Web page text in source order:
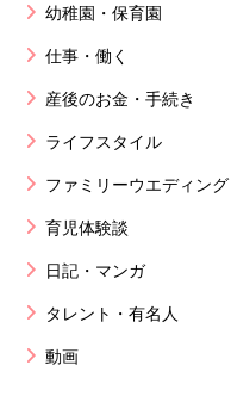
幼稚園・保育園
仕事・働く
産後のお金・手続き
ライフスタイル
ファミリーウエディング
育児体験談
日記・マンガ
タレント・有名人
動画